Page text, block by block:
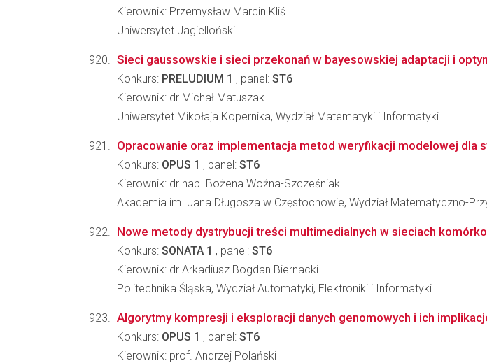
Kierownik: Przemysław Marcin Kliś
Uniwersytet Jagielloński
Sieci gaussowskie i sieci przekonań w bayesowskiej adaptacji i
Konkurs: PRELUDIUM 1 , panel: ST6
Kierownik: dr Michał Matuszak
Uniwersytet Mikołaja Kopernika, Wydział Matematyki i Informatyki
Opracowanie oraz implementacja metod weryfikacji modelowej dla
Konkurs: OPUS 1 , panel: ST6
Kierownik: dr hab. Bożena Woźna-Szcześniak
Akademia im. Jana Długosza w Częstochowie, Wydział Matematyczno-
Nowe metody dystrybucji treści multimedialnych w sieciach
Konkurs: SONATA 1 , panel: ST6
Kierownik: dr Arkadiusz Bogdan Biernacki
Politechnika Śląska, Wydział Automatyki, Elektroniki i Informatyki
Algorytmy kompresji i eksploracji danych genomowych i ich
Konkurs: OPUS 1 , panel: ST6
Kierownik: prof. Andrzej Polański